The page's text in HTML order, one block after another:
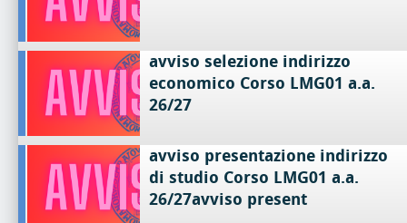
avviso selezione indirizzo
economico Corso LMG01 a.a.
26/27
avviso presentazione indirizzo
di studio Corso LMG01 a.a.
26/27avviso present